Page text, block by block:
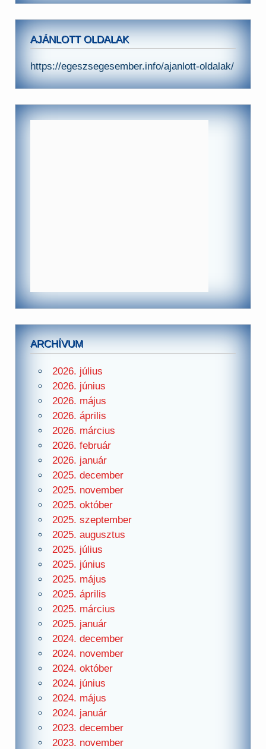
AJÁNLOTT OLDALAK
https://egeszsegesember.info/ajanlott-oldalak/
ARCHÍVUM
2026. július
2026. június
2026. május
2026. április
2026. március
2026. február
2026. január
2025. december
2025. november
2025. október
2025. szeptember
2025. augusztus
2025. július
2025. június
2025. május
2025. április
2025. március
2025. január
2024. december
2024. november
2024. október
2024. június
2024. május
2024. január
2023. december
2023. november